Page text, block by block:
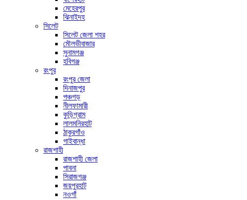
মেহেরপুর
ঝিনাইদহ
সিলেট
সিলেট জেলা শহর
মৌলভীবাজার
সুনামগঞ্জ
হবিগঞ্জ
রংপুর
রংপুর জেলা
দিনাজপুর
পঞ্চগড়
নীলফামারী
কুড়িগ্রাম
লালমনিরহাট
ঠাকুরগাঁও
গাইবান্ধা
রাজশাহী
রাজশাহী জেলা
পাবনা
সিরাজগঞ্জ
জয়পুরহাট
নওগাঁ